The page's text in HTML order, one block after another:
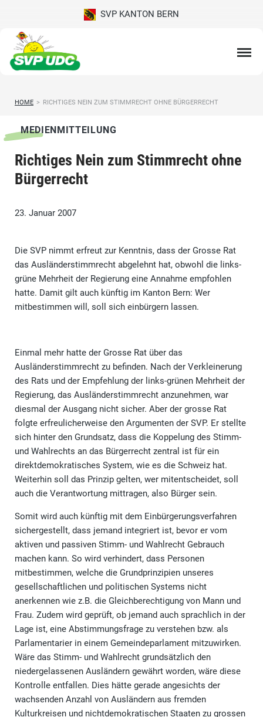
SVP KANTON BERN
HOME > RICHTIGES NEIN ZUM STIMMRECHT OHNE BÜRGERRECHT
MEDIENMITTEILUNG
Richtiges Nein zum Stimmrecht ohne
Bürgerrecht
23. Januar 2007
Die SVP nimmt erfreut zur Kenntnis, dass der Grosse Rat
das Ausländerstimmrecht abgelehnt hat, obwohl die links-
grüne Mehrheit der Regierung eine Annahme empfohlen
hatte. Damit gilt auch künftig im Kanton Bern: Wer
mitbestimmen will, soll sich einbürgern lassen.
Einmal mehr hatte der Grosse Rat über das
Ausländerstimmrecht zu befinden. Nach der Verkleinerung
des Rats und der Empfehlung der links-grünen Mehrheit der
Regierung, das Ausländerstimmrecht anzunehmen, war
diesmal der Ausgang nicht sicher. Aber der grosse Rat
folgte erfreulicherweise den Argumenten der SVP. Er stellte
sich hinter den Grundsatz, dass die Koppelung des Stimm-
und Wahlrechts an das Bürgerrecht zentral ist für ein
direktdemokratisches System, wie es die Schweiz hat.
Weiterhin soll das Prinzip gelten, wer mitentscheidet, soll
auch die Verantwortung mittragen, also Bürger sein.
Somit wird auch künftig mit dem Einbürgerungsverfahren
sichergestellt, dass jemand integriert ist, bevor er vom
aktiven und passiven Stimm- und Wahlrecht Gebrauch
machen kann. So wird verhindert, dass Personen
mitbestimmen, welche die Grundprinzipien unseres
gesellschaftlichen und politischen Systems nicht
anerkennen wie z.B. die Gleichberechtigung von Mann und
Frau. Zudem wird geprüft, ob jemand auch sprachlich in der
Lage ist, eine Abstimmungsfrage zu verstehen bzw. als
Parlamentarier in einem Gemeindeparlament mitzuwirken.
Wäre das Stimm- und Wahlrecht grundsätzlich den
niedergelassenen Ausländern gewährt worden, wäre diese
Kontrolle entfallen. Dies hätte gerade angesichts der
wachsenden Anzahl von Ausländern aus fremden
Kulturkreisen und nichtdemokratischen Staaten zu grossen